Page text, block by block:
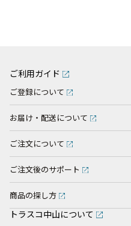
ご利用ガイド
ご登録について
お届け・配送について
ご注文について
ご注文後のサポート
商品の探し方
トラスコ中山について